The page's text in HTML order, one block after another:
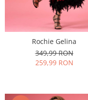
Rochie Gelina
349,99 RON
259,99 RON